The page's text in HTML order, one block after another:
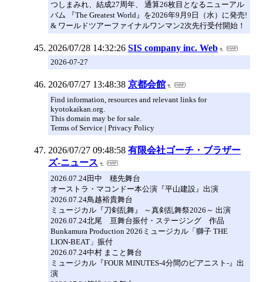
つしまみれ、結成27周年、 通算26枚目となるニューアル
バム 『The Greatest World』を2026年9月9日（水）に発売!
& ワールドツアーファイナルワンマン2次先行受付開始！
2026/07/28 14:32:26 SIS company inc. Web
2026-07-27
2026/07/27 13:48:38 京都会館
Find information, resources and relevant links for
kyotokaikan.org.
This domain may be for sale.
Terms of Service | Privacy Policy
2026/07/27 09:48:58 有限会社ゴーチ・ブラザー
ズ-ニュース
2026.07.24田中 穂先舞台
オーストラ・マコンドー本公演『平山建設』出演
2026.07.24鳥越裕貴舞台
ミュージカル『刀剣乱舞』 ～真剣乱舞祭2026～ 出演
2026.07.24北尾 亘舞台振付・ステージング 作品
Bunkamura Production 2026ミュージカル「獅子 THE
LION-BEAT」振付
2026.07.24中村 まこと舞台
ミュージカル『FOUR MINUTES-4分間のピアニスト-』出
演